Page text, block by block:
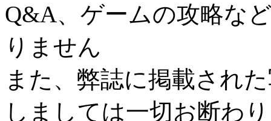
Q&A、ゲームの攻略な
りません
また、弊誌に掲載され
しましては一切お断わ